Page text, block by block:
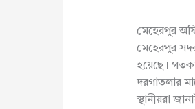
মেহেরপুর
মেহেরপুর
হয়েছে।
দরগাতলার
স্থানীয়রা